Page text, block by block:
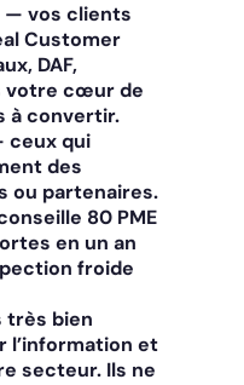
— vos clients
Customer
DAF,
votre cœur de
à convertir.
ceux qui
des
ou partenaires.
80 PME
en un an
froide
bien
l’information et
secteur. Ils ne